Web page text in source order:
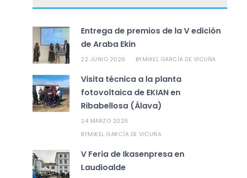
Entrega de premios de la V edición
de Araba Ekin
22 JUNIO 2026 BYMIKEL GARCÍA DE VICUÑA
Visita técnica a la planta
fotovoltaica de EKIAN en
Ribabellosa (Álava)
24 MARZO 2026
BYMIKEL GARCÍA DE VICUÑA
V Feria de Ikasenpresa en
Laudioalde